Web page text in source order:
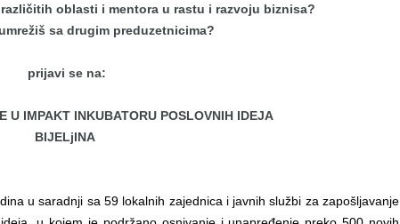
oblasti i mentora u rastu i razvoju biznisa?
sa drugim preduzetnicima?
prijavi se na:
U IMPAKT INKUBATORU POSLOVNIH IDEJA
BIJELjINA
u saradnji sa 59 lokalnih zajednica i javnih službi za zapošljavanje